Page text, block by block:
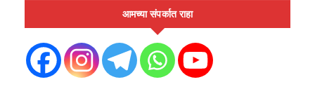
आमच्या संपर्कात राहा